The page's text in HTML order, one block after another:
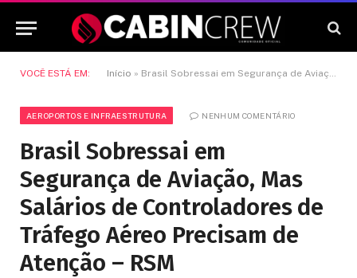
VOCÊ ESTÁ EM: Início » Brasil Sobressai em Segurança de Aviação, Mas Salários de Controladores de Tráfego Aéreo Precisam de Atenção – RSM
AEROPORTOS E INFRAESTRUTURA NENHUM COMENTÁRIO
Brasil Sobressai em
Segurança de Aviação, Mas
Salários de Controladores de
Tráfego Aéreo Precisam de
Atenção – RSM